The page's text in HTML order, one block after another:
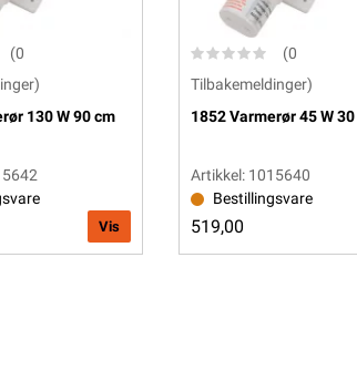
(0
130 W 90 cm
Vis
(0
Tilbakemeldinger)
1852 Varmerør 45 W
Artikkel: 1015640
Bestillingsvare
519,00